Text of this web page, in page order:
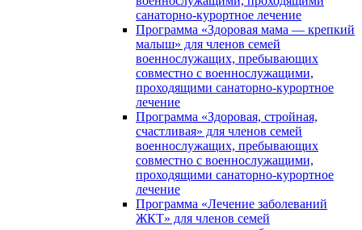
санаторно-курортное лечение
Программа «Здоровая мама — крепкий
малыш» для членов семей
военнослужащих, пребывающих
совместно с военнослужащими,
проходящими санаторно-курортное
лечение
Программа «Здоровая, стройная,
счастливая» для членов семей
военнослужащих, пребывающих
совместно с военнослужащими,
проходящими санаторно-курортное
лечение
Программа «Лечение заболеваний
ЖКТ» для членов семей